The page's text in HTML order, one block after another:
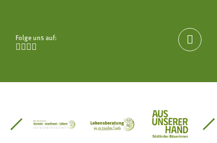
Folge uns auf:


Südtirol
Gärtnervereinigung
Sozialgenossenschaft Mit Bäuerinnen lernen -
Lebensberatung für dieAus unserer